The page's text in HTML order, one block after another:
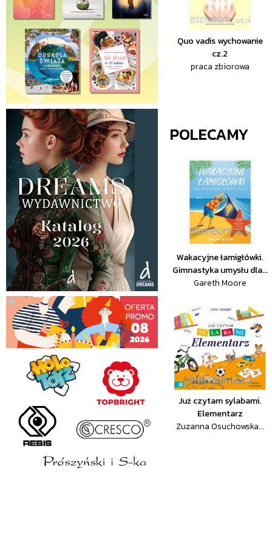
Quo vadis wychowanie
cz.2
praca zbiorowa
POLECAMY
Wakacyjne łamigłówki.
Gimnastyka umysłu dla...
Gareth Moore
Już czytam sylabami.
Elementarz
Zuzanna Osuchowska...